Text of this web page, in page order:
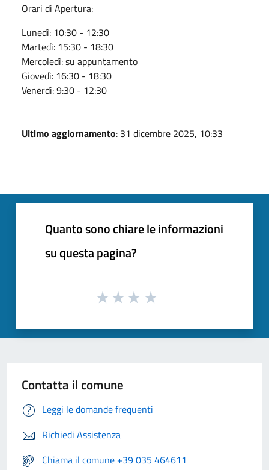
Orari di Apertura:
Lunedì: 10:30 - 12:30
Martedì: 15:30 - 18:30
Mercoledì: su appuntamento
Giovedì: 16:30 - 18:30
Venerdì: 9:30 - 12:30
Ultimo aggiornamento: 31 dicembre 2025, 10:33
Quanto sono chiare le informazioni
su questa pagina?
Contatta il comune
Leggi le domande frequenti
Richiedi Assistenza
Chiama il comune +39 035 464611